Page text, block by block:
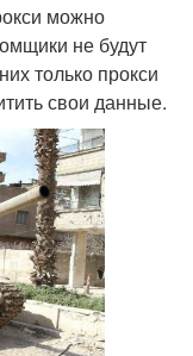
можно
не будут
только прокси
свои данные.